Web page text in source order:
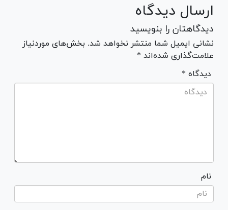
ارسال دیدگاه
دیدگاهتان را بنویسید
نشانی ایمیل شما منتشر نخواهد شد. بخش‌های موردنیاز
علامت‌گذاری شده‌اند *
* دیدگاه
نام